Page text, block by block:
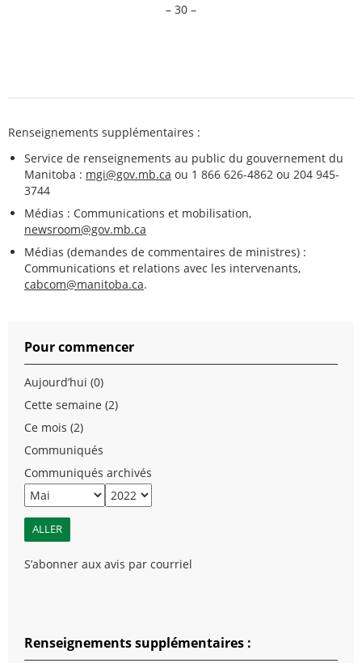
– 30 –
Renseignements supplémentaires :
Service de renseignements au public du gouvernement du
Manitoba : mgi@gov.mb.ca ou 1 866 626-4862 ou 204 945-
3744
Médias : Communications et mobilisation,
newsroom@gov.mb.ca
Médias (demandes de commentaires de ministres) :
Communications et relations avec les intervenants,
cabcom@manitoba.ca.
Pour commencer
Aujourd’hui (0)
Cette semaine (2)
Ce mois (2)
Communiqués
Communiqués archivés
S’abonner aux avis par courriel
Renseignements supplémentaires :